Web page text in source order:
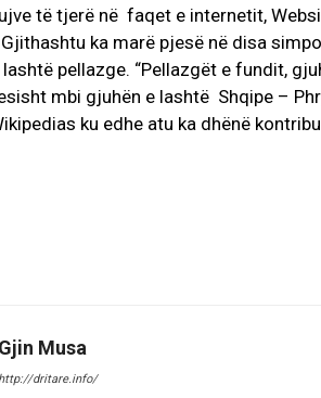
të tjerë në faqet e internetit,
ka marë pjesë në disa
pellazge. “Pellazgët e fundit,
mbi gjuhën e lashtë Shqipe –
ku edhe atu ka dhënë
Gjin Musa
http://dritare.info/